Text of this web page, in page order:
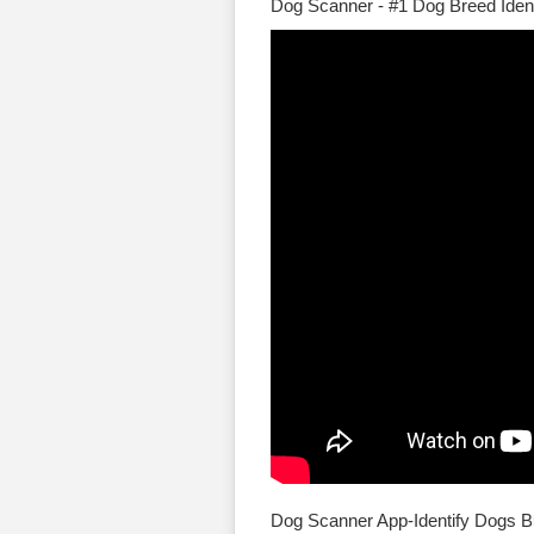
Dog Scanner - #1 Dog Breed
Dog Scanner App-Identify Dogs